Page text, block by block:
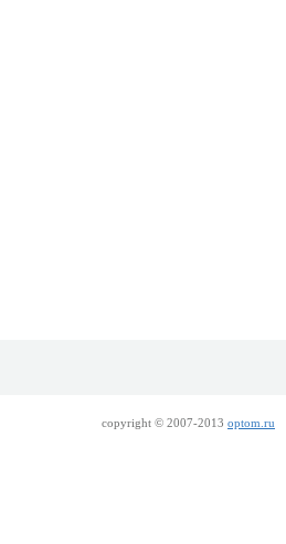
copyright © 2007-2013 optom.ru